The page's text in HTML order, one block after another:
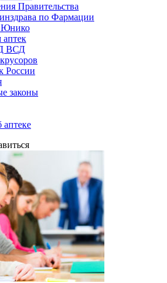
Правительства
по Фармации
Юнико
аптек
ВСД
России
законы